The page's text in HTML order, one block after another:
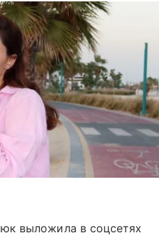
выложила в соцсетях